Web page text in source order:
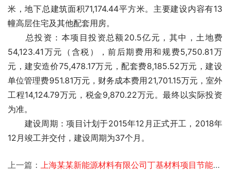
米，地下总建筑面积71,174.44平方米。主要建设内容有13
幢高层住宅及其他配套用房。
总投资：本项目投资总额20.5亿元，其中，土地费
54,123.41万元（含税），前后期费用和规费5,750.81万
元，建安造价75,478.17万元，配套费8,185.52万元，建设
单位管理费951.81万元，财务成本费用21,701.15万元，室外
工程14,124.79万元，税金9,870.22万元。最终以实际投资
为准。
建设周期：项目计划于2015年12月正式开工，2018年
12月竣工并交付，建设周期为37个月。
上一篇： 上海某某新能源材料有限公司丁基材料项目节能评估